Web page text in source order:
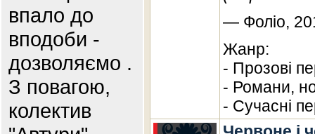
впало до
вподоби -
дозволяємо .
З повагою,
колектив
— Фоліо,
Жанр:
- Прозові
- Романи,
- Сучасні